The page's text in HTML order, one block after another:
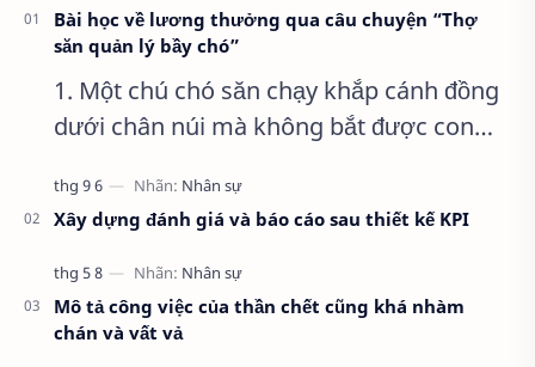
Bài học về lương thưởng qua câu chuyện “Thợ
săn quản lý bầy chó”
1. Một chú chó săn chạy khắp cánh đồng
dưới chân núi mà không bắt được con
Xây dựng đánh giá và báo cáo sau thiết kế KPI
Mô tả công việc của thần chết cũng khá nhàm
chán và vất vả